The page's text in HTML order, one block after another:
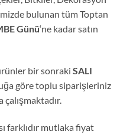
bulunan tüm Toptan
Günü‘ne kadar satın
bir sonraki SALI
göre toplu siparişleriniz
çalışmaktadır.
farklıdır mutlaka fiyat